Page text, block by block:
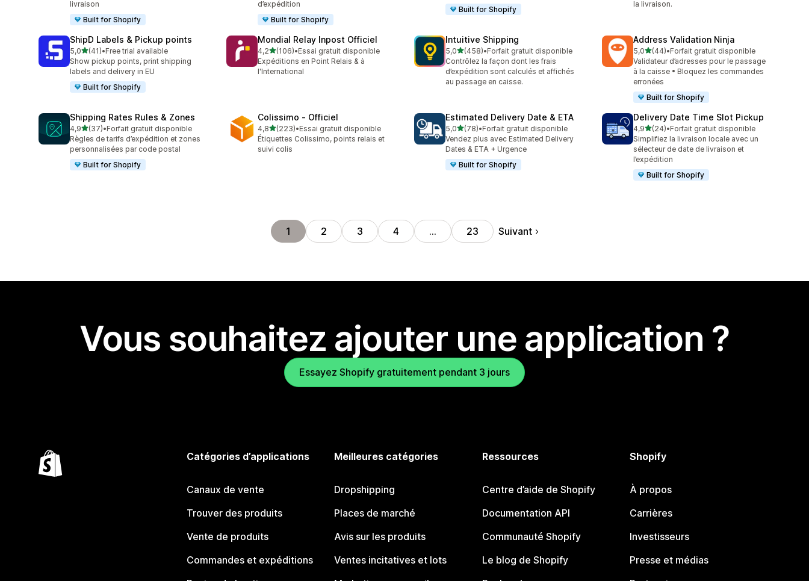
livraison
Built for Shopify
d’expédition
Built for Shopify
Built for Shopify
la livraison.
ShipD Labels & Pickup points
5,0étoile(s) sur 5
(41)
41 avis au total
•Free trial available
Show pickup points, print shipping
labels and delivery in EU
Built for Shopify
Mondial Relay Inpost Officiel
4,2étoile(s) sur 5
(106)
106 avis au total
•Essai gratuit disponible
Expéditions en Point Relais & à
l'International
Intuitive Shipping
5,0étoile(s) sur 5
(458)
458 avis au total
•Forfait gratuit disponible
Contrôlez la façon dont les frais
d’expédition sont calculés et affichés
au passage en caisse.
Address Validation Ninja
5,0étoile(s) sur 5
(44)
44 avis au total
•Forfait gratuit disponible
Validateur d’adresses pour le passage
à la caisse • Bloquez les commandes
erronées
Built for Shopify
Shipping Rates Rules & Zones
4,9étoile(s) sur 5
(37)
37 avis au total
•Forfait gratuit disponible
Règles de tarifs d’expédition et zones
personnalisées par code postal
Built for Shopify
Colissimo ‑ Officiel
4,8étoile(s) sur 5
(223)
223 avis au total
•Essai gratuit disponible
Étiquettes Colissimo, points relais et
suivi colis
Estimated Delivery Date & ETA
5,0étoile(s) sur 5
(78)
78 avis au total
•Forfait gratuit disponible
Vendez plus avec Estimated Delivery
Dates & ETA + Urgence
Built for Shopify
Delivery Date Time Slot Pickup
4,9étoile(s) sur 5
(24)
24 avis au total
•Forfait gratuit disponible
Simplifiez la livraison locale avec un
sélecteur de date de livraison et
l’expédition
Built for Shopify
1 2 3 4 … 23 Suivant
Vous souhaitez ajouter une application ?
Essayez Shopify gratuitement pendant 3 jours
Catégories d’applications
Canaux de vente
Trouver des produits
Vente de produits
Commandes et expéditions
Meilleures catégories
Dropshipping
Places de marché
Avis sur les produits
Ventes incitatives et lots
Ressources
Centre d’aide de Shopify
Documentation API
Communauté Shopify
Le blog de Shopify
Shopify
À propos
Carrières
Investisseurs
Presse et médias